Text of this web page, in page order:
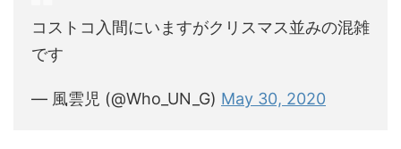
コストコ入間にいますがクリスマス並みの混雑
です
— 風雲児 (@Who_UN_G) May 30, 2020